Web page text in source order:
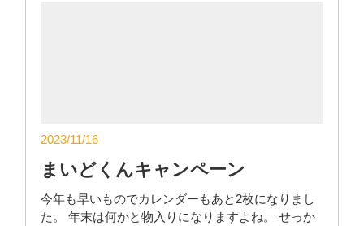
2023/11/16
まいどくんキャンペーン
今年も早いものでカレンダーもあと2枚になりまし
た。 年末は何かと物入りになりますよね。 せっか